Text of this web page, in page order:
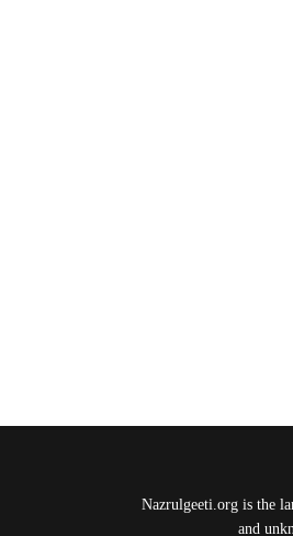
Nazrulgeeti.org is the
and